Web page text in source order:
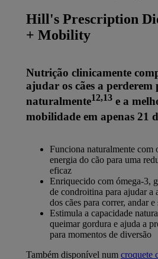
Hill's Prescription
+ Mobility
Nutrição clinicamente
ajudar os cães a perderem
naturalmente12,13 e a
mobilidade em apenas 21
Funciona naturalmente com
energia do cão para uma
eficaz
Enriquecido com ómega-3,
de condroitina para ajudar a
dos cães para correr, andar e
Estimula a capacidade
queimar gordura e ajuda a
para momentos de diversão
Também disponível num croquete